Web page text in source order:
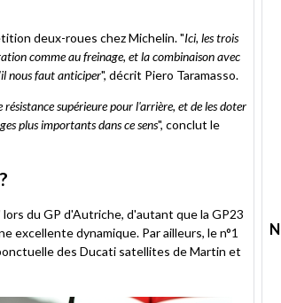
deux-roues chez Michelin. "Ici, les trois
comme au freinage, et la combinaison avec
nous faut anticiper", décrit Piero Taramasso.
supérieure pour l'arrière, et de les doter
plus importants dans ce sens", conclut le
du GP d'Autriche, d'autant que la GP23
excellente dynamique. Par ailleurs, le n°1
des Ducati satellites de Martin et